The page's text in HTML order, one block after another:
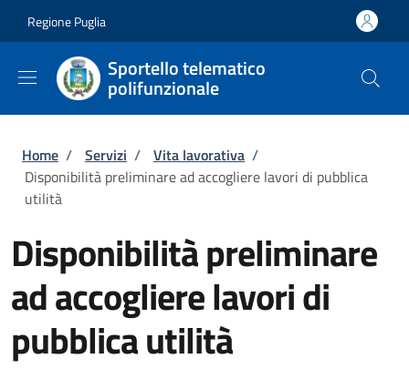
Regione Puglia
Sportello telematico
polifunzionale
Briciole di pane
Home / Servizi / Vita lavorativa /
Disponibilità preliminare ad accogliere lavori di pubblica
utilità
Disponibilità preliminare
ad accogliere lavori di
pubblica utilità